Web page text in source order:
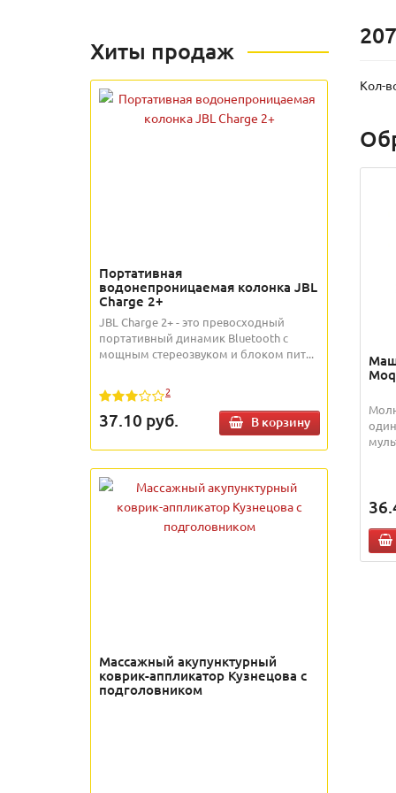
Хиты продаж
Портативная
водонепроницаемая колонка JBL
Charge 2+
JBL Charge 2+ - это превосходный
портативный динамик Bluetooth с
мощным стереозвуком и блоком пит...
2
37.10 руб. В корзину
Массажный акупунктурный
коврик-аппликатор Кузнецова с
подголовником
Кол-